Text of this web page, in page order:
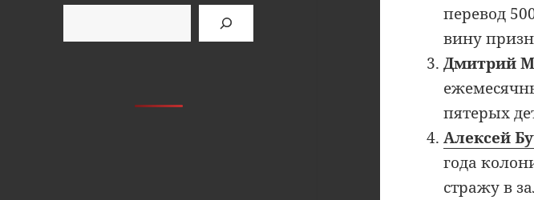
перевод
вину
Дмитрий
пятерых
Алексей
года
стражу в